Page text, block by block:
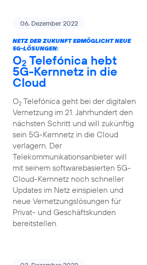
06. Dezember 2022
NETZ DER ZUKUNFT ERMÖGLICHT NEUE
5G-LÖSUNGEN:
O2 Telefónica hebt
5G-Kernnetz in die
Cloud
O2Telefónica geht bei der digitalen
Vernetzung im 21. Jahrhundert den
nächsten Schritt und will zukünftig
sein 5G-Kernnetz in die Cloud
verlagern. Der
Telekommunikationsanbieter will
mit seinem softwarebasierten 5G-
Cloud-Kernnetz noch schneller
Updates im Netz einspielen und
neue Vernetzungslösungen für
Privat- und Geschäftskunden
bereitstellen.